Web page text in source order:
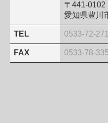
〒441-0102
愛知県豊川
TEL 0533-72-
FAX 0533-78-